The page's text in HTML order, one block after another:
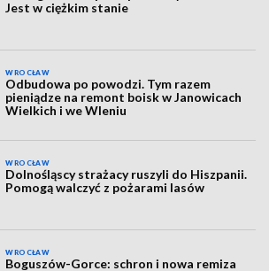
Jest w ciężkim stanie
WROCŁAW
Odbudowa po powodzi. Tym razem
pieniądze na remont boisk w Janowicach
Wielkich i we Wleniu
WROCŁAW
Dolnośląscy strażacy ruszyli do Hiszpanii.
Pomogą walczyć z pożarami lasów
WROCŁAW
Boguszów-Gorce: schron i nowa remiza